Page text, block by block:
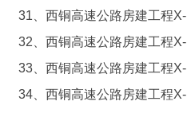
31、西铜高速公路房建工程
32、西铜高速公路房建工程
33、西铜高速公路房建工程
34、西铜高速公路房建工程